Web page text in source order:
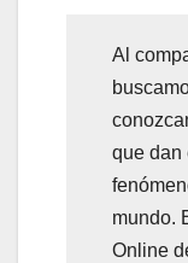
Al
que dan
mundo.
Online